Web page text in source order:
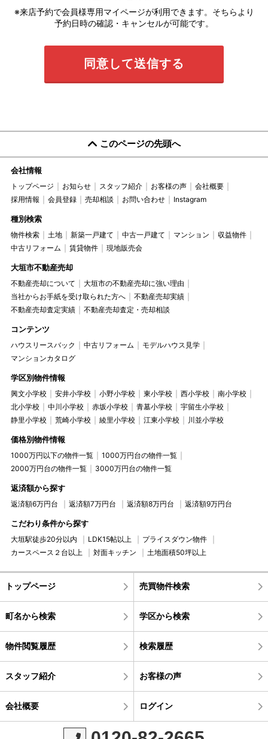
※来店予約で会員様専用マイページが利用できます。そちらより
予約日時の確認・キャンセルが可能です。
このページの先頭へ
会社情報
トップページ お知らせ スタッフ紹介 お客様の声
会社概要
採用情報
会員登録 売却相談 お問い合わせ Instagram
種別検索
物件検索 土地 新築一戸建て 中古一戸建て マンション
収益物件
中古リフォーム
賃貸物件 現地販売会
大垣市不動産売却
不動産売却について
大垣市の不動産売却に強い理由
当社からお手紙を受け取られた方へ
不動産売却実績
不動産売却査定実績
不動産売却査定・売却相談
コンテンツ
ハウスリースバック 中古リフォーム
モデルハウス見学
マンションカタログ
学区別物件情報
興文小学校 安井小学校 小野小学校 東小学校 西小学校
南小学校
北小学校
中川小学校 赤坂小学校 青墓小学校
宇留生小学校
静里小学校
荒崎小学校 綾里小学校 江東小学校 川並小学校
価格別物件情報
1000万円以下の物件一覧
1000万円台の物件一覧
2000万円台の物件一覧
3000万円台の物件一覧
返済額から探す
返済額6万円台 返済額7万円台 返済額8万円台 返済額9万円台
こだわり条件から探す
大垣駅徒歩20分以内 LDK15帖以上
プライスダウン物件
カースペース２台以上
対面キッチン 土地面積50坪以上
トップページ 売買物件検索
町名から検索 学区から検索
物件閲覧履歴 検索履歴
スタッフ紹介 お客様の声
会社概要 ログイン